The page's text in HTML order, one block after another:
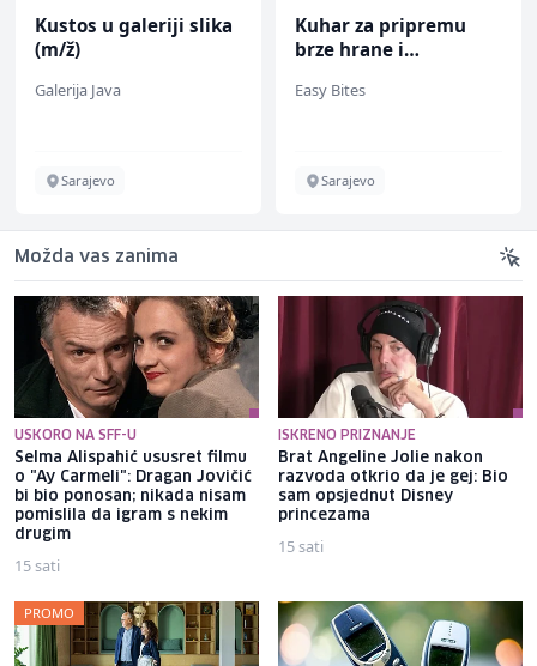
Kustos u galeriji slika
(m/ž)
Galerija Java
Sarajevo
Kuhar za pripremu
brze hrane i
ž)
Easy Bites
Sarajevo
Možda vas zanima
USKORO NA SFF-U
Selma Alispahić ususret filmu
o "Ay Carmeli": Dragan Jovičić
bi bio ponosan; nikada nisam
pomislila da igram s nekim
drugim
15 sati
ISKRENO PRIZNANJE
Brat Angeline Jolie nakon
razvoda otkrio da je gej: Bio
sam opsjednut Disney
princezama
15 sati
PROMO